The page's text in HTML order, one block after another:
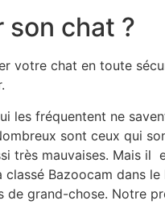
son chat ?
votre chat en toute
fréquentent ne
sont ceux qui
mauvaises. Mais il
Bazoocam dans
de grand-chose. Notre